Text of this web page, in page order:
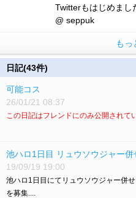
Twitterもはじめまし
@ seppuk
もっ
日記(43件)
可能コス
26/01/21 08:37
この日記はフレンドにのみ公開されて
池ハロ1日目 リュウソウジャー
19/09/19 19:00
池ハロ1日目にてリュウソウジャー併
を募集....